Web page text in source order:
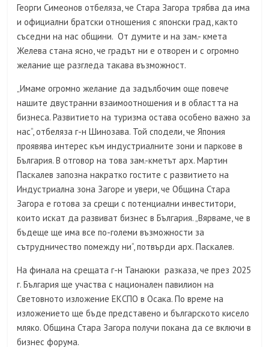
Георги Симеонов отбеляза, че Стара Загора трябва да има
и официални братски отношения с японски град, както
съседни на нас общини. От думите и на зам.- кмета
Желева стана ясно, че градът ни е отворен и с огромно
желание ще разгледа такава възможност.
„Имаме огромно желание да задълбочим още повече
нашите двустранни взаимоотношения и в областта на
бизнеса. Развитието на туризма остава особено важно за
нас“, отбеляза г-н Шинозава. Той сподели, че Япония
проявява интерес към индустриалните зони и паркове в
България. В отговор на това зам.-кметът арх. Мартин
Паскалев запозна накратко гостите с развитието на
Индустриална зона Загоре и увери, че Община Стара
Загора е готова за срещи с потенциални инвеститори,
които искат да развиват бизнес в България. „Вярваме, че в
бъдеще ще има все по-големи възможности за
сътрудничество помежду ни“, потвърди арх. Паскалев.
На финала на срещата г-н Танаюки разказа, че през 2025
г. България ще участва с национален павилион на
Световното изложение ЕКСПО в Осака. По време на
изложението ще бъде представено и българското кисело
мляко. Община Стара Загора получи покана да се включи в
бизнес форума.